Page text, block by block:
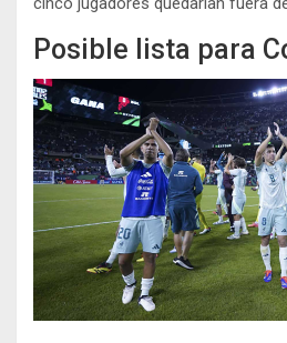
Posible lista para